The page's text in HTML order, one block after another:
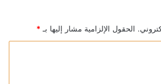
الحقول الإلزامية مشار إليها بـ *